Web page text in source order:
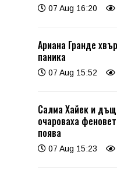
07 Aug 16:20
Ариана Гранде
паника
07 Aug 15:52
Салма Хайек и
очароваха
поява
07 Aug 15:23